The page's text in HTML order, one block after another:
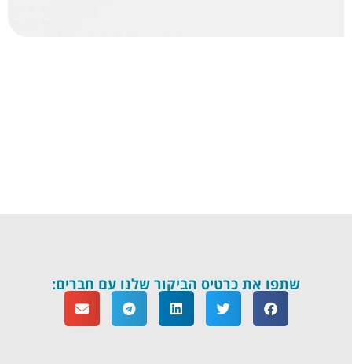
שתפו את כרטיס הביקור שלנו עם חברים: